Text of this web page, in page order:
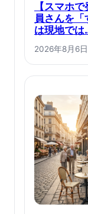
【スマホ
員さんを
は現地で
2026年8月6日